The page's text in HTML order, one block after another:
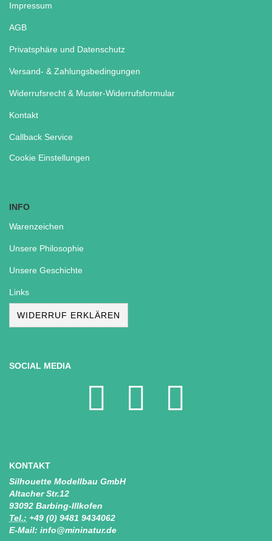
Impressum
AGB
Privatsphäre und Datenschutz
Versand- & Zahlungsbedingungen
Widerrufsrecht & Muster-Widerrufsformular
Kontakt
Callback Service
Cookie Einstellungen
INFO
Warenzeichen
Unsere Philosophie
Unsere Geschichte
Links
WIDERRUF ERKLÄREN
SOCIAL MEDIA
KONTAKT
Silhouette Modellbau GmbH
Altacher Str.12
93092 Barbing-Illkofen
Tel.: +49 (0) 9481 9434062
E-Mail: info@mininatur.de